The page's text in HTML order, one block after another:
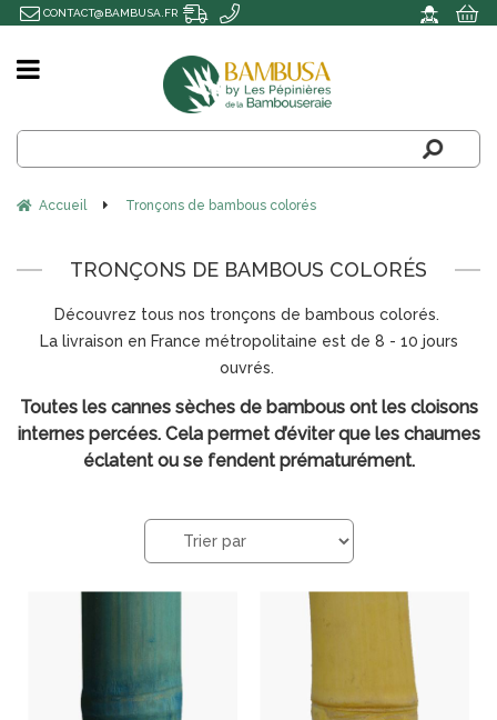
Accueil Tronçons de bambous colorés
TRONÇONS DE BAMBOUS COLORÉS
Découvrez tous nos tronçons de bambous colorés.
La livraison en France métropolitaine est de 8 - 10 jours
ouvrés.
Toutes les cannes sèches de bambous ont les cloisons
internes percées. Cela permet d’éviter que les chaumes
éclatent ou se fendent prématurément.
CONTACT@BAMBUSA.FR